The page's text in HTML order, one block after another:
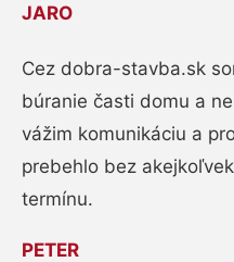
JARO
Cez dobra-stavba.sk
búranie časti domu a
vážim komunikáciu a
prebehlo bez
termínu.
PETER